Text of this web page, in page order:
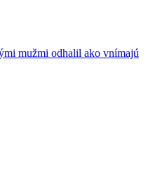
mužmi odhalil ako vnímajú